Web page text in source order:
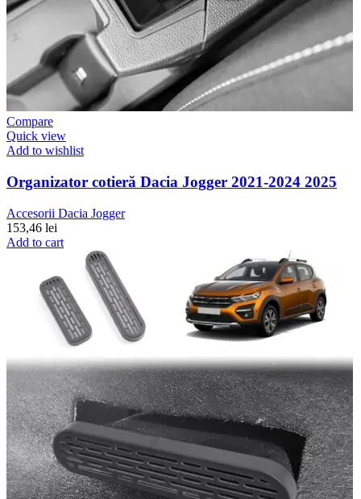
Compare
Quick view
Add to wishlist
Organizator cotieră Dacia Jogger 2021-2024 2025
Accesorii Dacia Jogger
153,46 lei
Add to cart